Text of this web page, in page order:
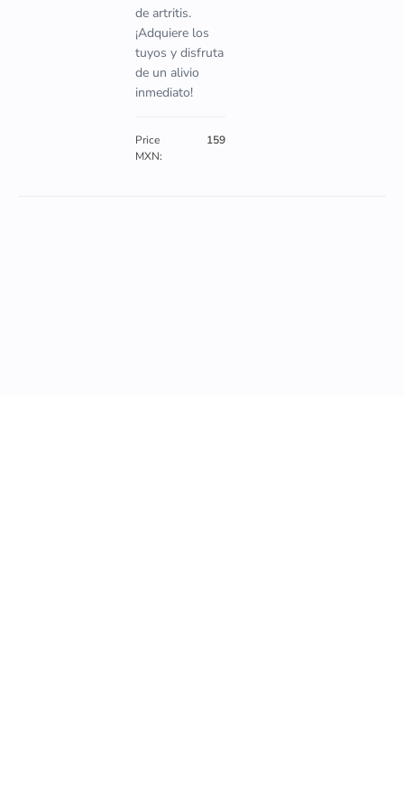
de artritis.
¡Adquiere los
tuyos y disfruta
de un alivio
inmediato!
Price
MXN:
159